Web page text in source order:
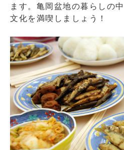
ます。亀岡盆地の暮らしの
文化を満喫しましょう！